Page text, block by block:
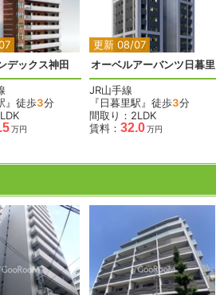
2
デックス神田
』徒歩3分
万円
更新 08/07
オーベルアーバンツ日暮里
JR山手線
『日暮里駅』徒歩3分
間取り：2LDK
賃料： 32.0万円
2
2 2